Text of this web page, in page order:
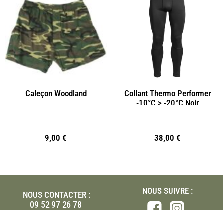
Caleçon Woodland
9,00 €
Collant Thermo Performer
-10°C > -20°C Noir
38,00 €
NOUS CONTACTER :
09 52 97 26 78
NOUS SUIVRE :